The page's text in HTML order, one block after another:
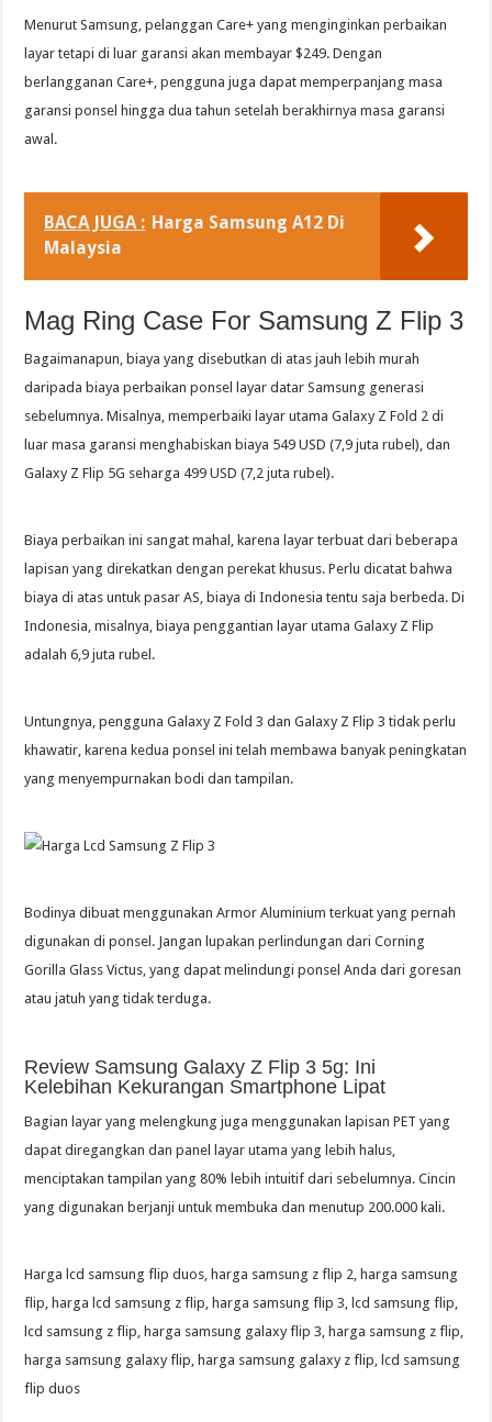
Menurut Samsung, pelanggan Care+ yang menginginkan perbaikan
layar tetapi di luar garansi akan membayar $249. Dengan
berlangganan Care+, pengguna juga dapat memperpanjang masa
garansi ponsel hingga dua tahun setelah berakhirnya masa garansi
awal.
BACA JUGA : Harga Samsung A12 Di
Malaysia
Mag Ring Case For Samsung Z Flip 3
Bagaimanapun, biaya yang disebutkan di atas jauh lebih murah
daripada biaya perbaikan ponsel layar datar Samsung generasi
sebelumnya. Misalnya, memperbaiki layar utama Galaxy Z Fold 2 di
luar masa garansi menghabiskan biaya 549 USD (7,9 juta rubel), dan
Galaxy Z Flip 5G seharga 499 USD (7,2 juta rubel).
Biaya perbaikan ini sangat mahal, karena layar terbuat dari beberapa
lapisan yang direkatkan dengan perekat khusus. Perlu dicatat bahwa
biaya di atas untuk pasar AS, biaya di Indonesia tentu saja berbeda. Di
Indonesia, misalnya, biaya penggantian layar utama Galaxy Z Flip
adalah 6,9 juta rubel.
Untungnya, pengguna Galaxy Z Fold 3 dan Galaxy Z Flip 3 tidak perlu
khawatir, karena kedua ponsel ini telah membawa banyak peningkatan
yang menyempurnakan bodi dan tampilan.
Bodinya dibuat menggunakan Armor Aluminium terkuat yang pernah
digunakan di ponsel. Jangan lupakan perlindungan dari Corning
Gorilla Glass Victus, yang dapat melindungi ponsel Anda dari goresan
atau jatuh yang tidak terduga.
Review Samsung Galaxy Z Flip 3 5g: Ini
Kelebihan Kekurangan Smartphone Lipat
Bagian layar yang melengkung juga menggunakan lapisan PET yang
dapat diregangkan dan panel layar utama yang lebih halus,
menciptakan tampilan yang 80% lebih intuitif dari sebelumnya. Cincin
yang digunakan berjanji untuk membuka dan menutup 200.000 kali.
Harga lcd samsung flip duos, harga samsung z flip 2, harga samsung
flip, harga lcd samsung z flip, harga samsung flip 3, lcd samsung flip,
lcd samsung z flip, harga samsung galaxy flip 3, harga samsung z flip,
harga samsung galaxy flip, harga samsung galaxy z flip, lcd samsung
flip duos